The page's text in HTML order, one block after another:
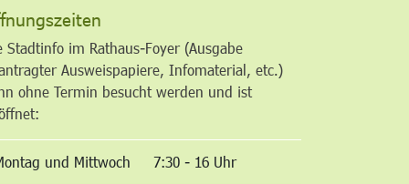
Stadtinfo im Rathaus-Foyer (Ausgabe
Ausweispapiere, Infomaterial, etc.)
ohne Termin besucht werden und ist
und Mittwoch 7:30 - 16 Uhr